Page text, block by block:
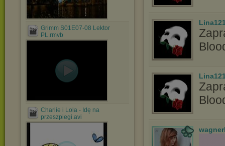
Grimm S01E07-08 Lektor
PL.rmvb
Charlie i Lola - Idę na
przeszpiegi.avi